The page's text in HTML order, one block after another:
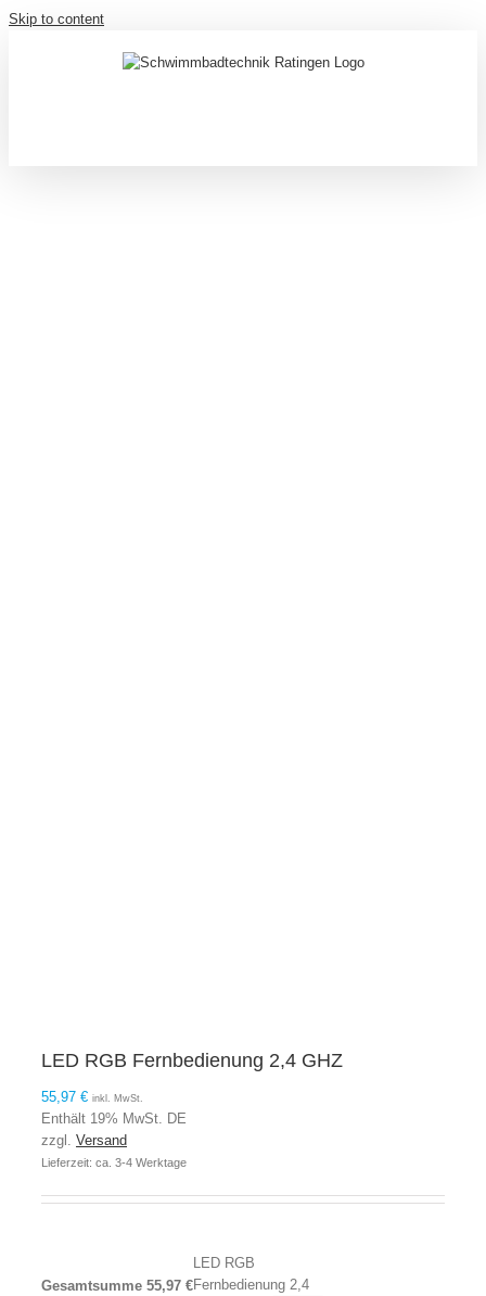
Skip to content
LED RGB Fernbedienung 2,4 GHZ
55,97 € inkl. MwSt.
Enthält 19% MwSt. DE
zzgl. Versand
Lieferzeit: ca. 3-4 Werktage
Gesamtsumme 55,97 €
LED RGB
Fernbedienung 2,4